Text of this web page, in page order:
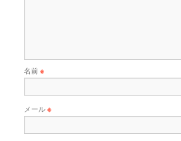
名前※
メール※